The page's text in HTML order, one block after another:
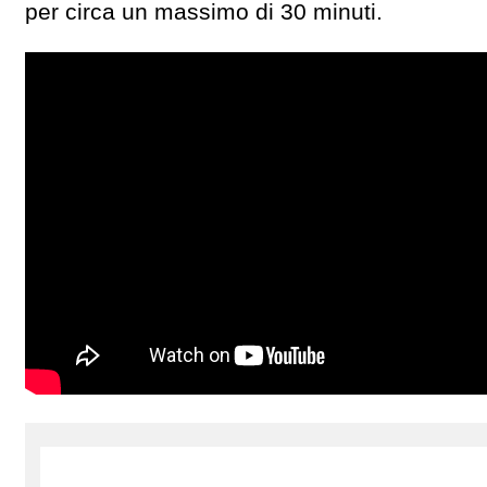
per circa un massimo di 30 minuti.